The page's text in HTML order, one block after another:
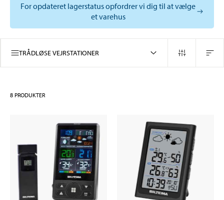
For opdateret lagerstatus opfordrer vi dig til at vælge
et varehus
TRÅDLØSE VEJRSTATIONER
8 PRODUKTER